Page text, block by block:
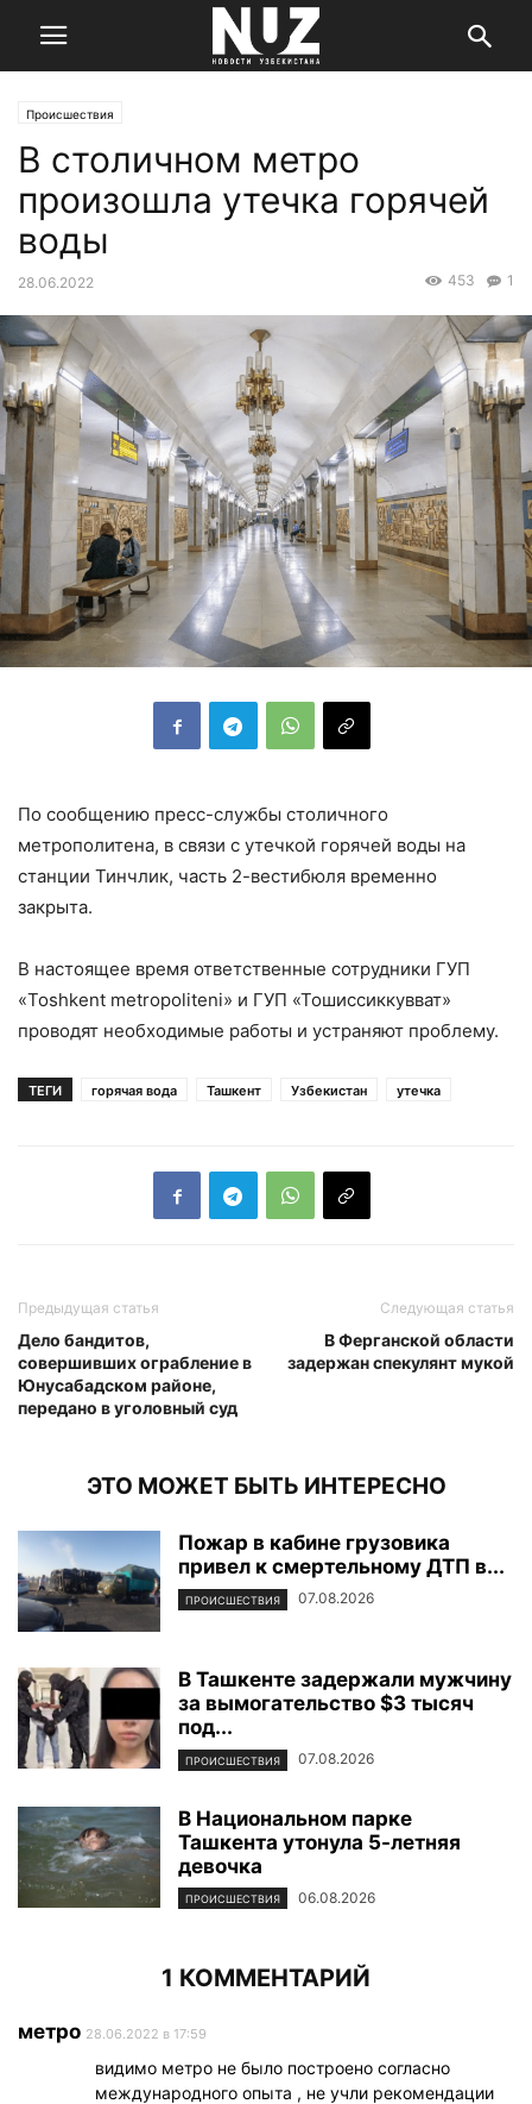
Происшествия
В столичном метро
произошла утечка горячей
воды
28.06.2022 1
453
По сообщению пресс-службы столичного
метрополитена, в связи с утечкой горячей воды на
станции Тинчлик, часть 2-вестибюля временно
закрыта.
В настоящее время ответственные сотрудники ГУП
«Toshkent metropoliteni» и ГУП «Тошиссиккувват»
проводят необходимые работы и устраняют проблему.
ТЕГИ горячая вода Ташкент Узбекистан утечка
Предыдущая статья
Дело бандитов,
совершивших ограбление в
Юнусабадском районе,
передано в уголовный суд
Следующая статья
В Ферганской области
задержан спекулянт мукой
ЭТО МОЖЕТ БЫТЬ ИНТЕРЕСНО
Пожар в кабине грузовика
привел к смертельному ДТП в...
ПРОИСШЕСТВИЯ 07.08.2026
В Ташкенте задержали мужчину
за вымогательство $3 тысяч
под...
ПРОИСШЕСТВИЯ 07.08.2026
В Национальном парке
Ташкента утонула 5-летняя
девочка
ПРОИСШЕСТВИЯ 06.08.2026
1 КОММЕНТАРИЙ
метро 28.06.2022 в 17:59
видимо метро не было построено согласно
международного опыта , не учли рекомендации